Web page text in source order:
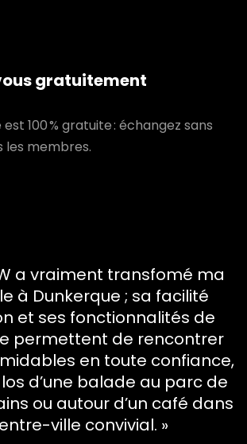
gratuitement
100 % gratuite : échangez sans
les membres.
a vraiment transfomé ma
à Dunkerque ; sa facilité
et ses fonctionnalités de
permettent de rencontrer
en toute confiance,
d’une balade au parc de
ou autour d’un café dans
ville convivial. »